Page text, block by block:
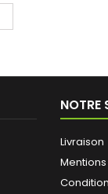
NOTRE
Livraison